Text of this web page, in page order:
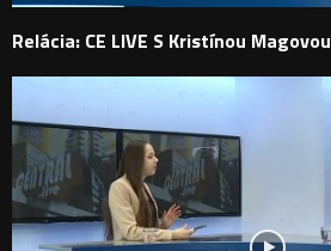
Relácia: CE LIVE S Kristínou Magovou